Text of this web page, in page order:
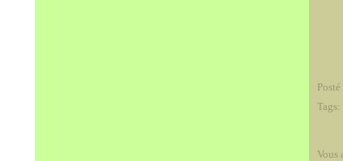
Tags:
Vous